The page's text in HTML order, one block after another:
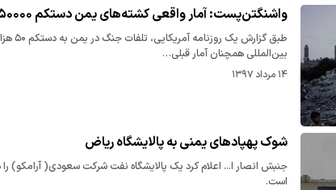
واشنگتن‌پست: آمار واقعی کشته‌های یمن دستکم ۵۰۰۰۰ نفر است
طبق
بین‌المللی همچنان آمار قبلی…
۱۴ مرداد ۱۳۹۷
شوک پهپادهای یمنی به پالایشگاه ریاض
جنبش انصار ا... اعلام کرد یک پالایشگاه نفت شرکت سعودی( آرامکو) را
است.